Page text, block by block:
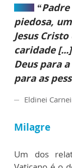
piedosa,
Jesus
caridade
Deus para
para as
Eldinei
Milagre
Um dos